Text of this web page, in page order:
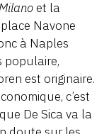
et la
Navone
à Naples
populaire,
est originaire.
c’est
De Sica va la